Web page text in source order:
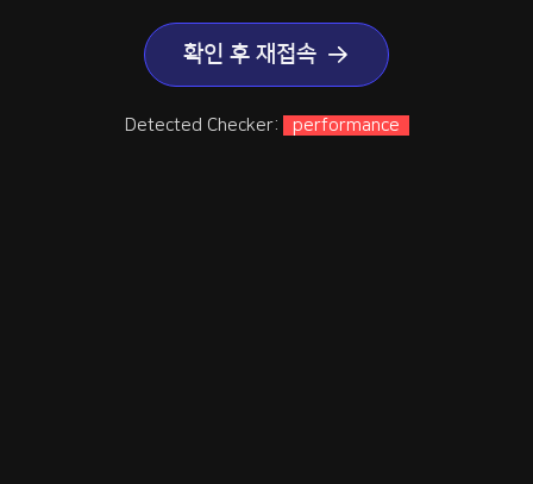
확인 후 재접속
Detected Checker: performance